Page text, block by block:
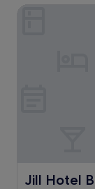
Jill Hotel
Jill Hotel